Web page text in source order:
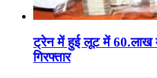
ट्रेन में हुई लूट में 60.लाख
गिरफ्तार